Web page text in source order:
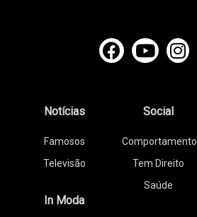
Notícias
Famosos
Televisão
In Moda
Social
Comportamento
Tem Direito
Saúde